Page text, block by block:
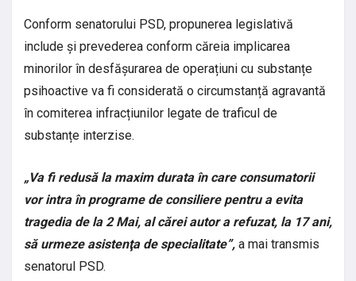
Conform senatorului PSD, propunerea legislativă
include și prevederea conform căreia implicarea
minorilor în desfășurarea de operațiuni cu substanțe
psihoactive va fi considerată o circumstanță agravantă
în comiterea infracțiunilor legate de traficul de
substanțe interzise.
„Va fi redusă la maxim durata în care consumatorii
vor intra în programe de consiliere pentru a evita
tragedia de la 2 Mai, al cărei autor a refuzat, la 17 ani,
să urmeze asistenţa de specialitate”, a mai transmis
senatorul PSD.